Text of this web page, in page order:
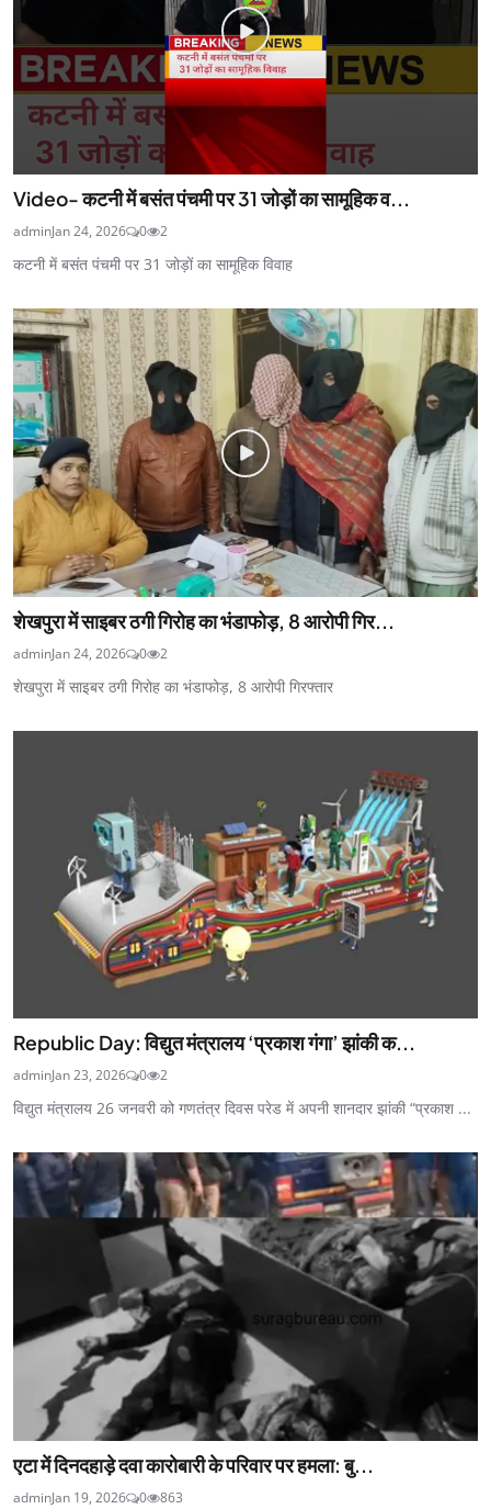
Video- कटनी में बसंत पंचमी पर 31 जोड़ों का सामूहिक व...
adminJan 24, 2026 0 2
कटनी में बसंत पंचमी पर 31 जोड़ों का सामूहिक विवाह
शेखपुरा में साइबर ठगी गिरोह का भंडाफोड़, 8 आरोपी गिर...
adminJan 24, 2026 0 2
शेखपुरा में साइबर ठगी गिरोह का भंडाफोड़, 8 आरोपी गिरफ्तार
Republic Day: विद्युत मंत्रालय ‘प्रकाश गंगा’ झांकी क...
adminJan 23, 2026 0 2
विद्युत मंत्रालय 26 जनवरी को गणतंत्र दिवस परेड में अपनी शानदार झांकी “प्रकाश ...
एटा में दिनदहाड़े दवा कारोबारी के परिवार पर हमला: बु...
adminJan 19, 2026 0 863